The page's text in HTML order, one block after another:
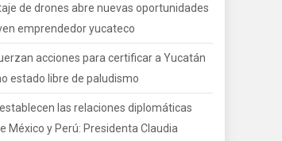
de drones abre nuevas oportunidades
emprendedor yucateco
acciones para certificar a Yucatán
estado libre de paludismo
las relaciones diplomáticas
México y Perú: Presidenta Claudia